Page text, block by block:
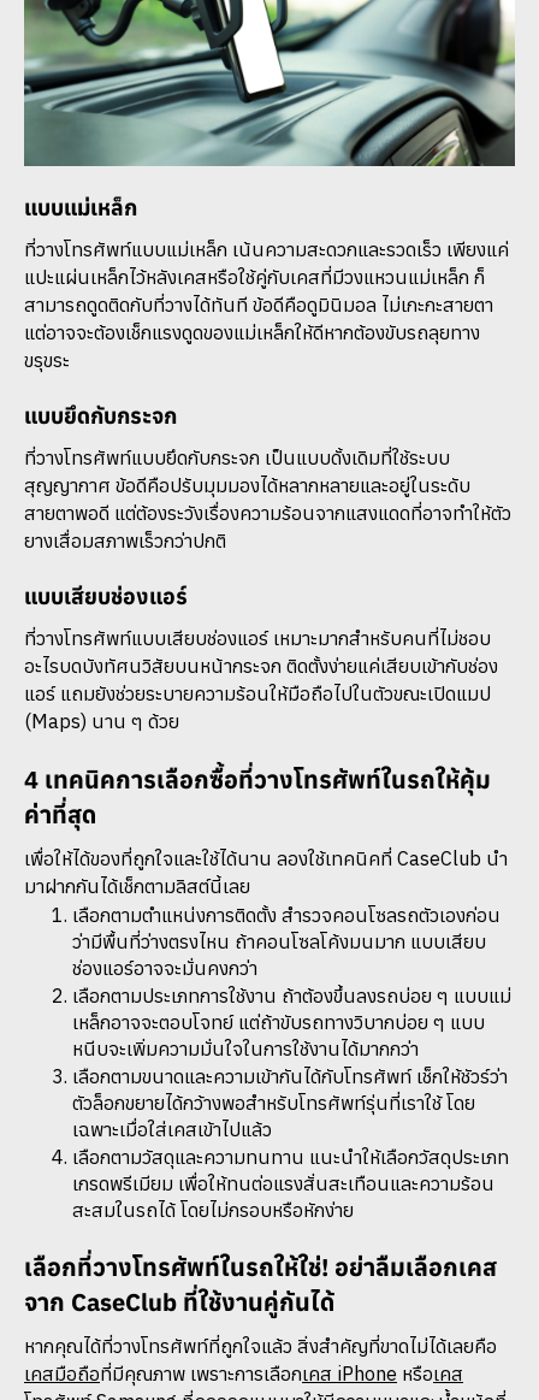
แบบแม่เหล็ก
ที่วางโทรศัพท์แบบแม่เหล็ก เน้นความสะดวกและรวดเร็ว เพียงแค่
แปะแผ่นเหล็กไว้หลังเคสหรือใช้คู่กับเคสที่มีวงแหวนแม่เหล็ก ก็
สามารถดูดติดกับที่วางได้ทันที ข้อดีคือดูมินิมอล ไม่เกะกะสายตา
แต่อาจจะต้องเช็กแรงดูดของแม่เหล็กให้ดีหากต้องขับรถลุยทาง
ขรุขระ
แบบยึดกับกระจก
ที่วางโทรศัพท์แบบยึดกับกระจก เป็นแบบดั้งเดิมที่ใช้ระบบ
สุญญากาศ ข้อดีคือปรับมุมมองได้หลากหลายและอยู่ในระดับ
สายตาพอดี แต่ต้องระวังเรื่องความร้อนจากแสงแดดที่อาจทำให้ตัว
ยางเสื่อมสภาพเร็วกว่าปกติ
แบบเสียบช่องแอร์
ที่วางโทรศัพท์แบบเสียบช่องแอร์ เหมาะมากสำหรับคนที่ไม่ชอบ
อะไรบดบังทัศนวิสัยบนหน้ากระจก ติดตั้งง่ายแค่เสียบเข้ากับช่อง
แอร์ แถมยังช่วยระบายความร้อนให้มือถือไปในตัวขณะเปิดแมป
(Maps) นาน ๆ ด้วย
4 เทคนิคการเลือกซื้อที่วางโทรศัพท์ในรถให้คุ้ม
ค่าที่สุด
เพื่อให้ได้ของที่ถูกใจและใช้ได้นาน ลองใช้เทคนิคที่ CaseClub นำ
มาฝากกันได้เช็กตามลิสต์นี้เลย
เลือกตามตำแหน่งการติดตั้ง สำรวจคอนโซลรถตัวเองก่อน
ว่ามีพื้นที่ว่างตรงไหน ถ้าคอนโซลโค้งมนมาก แบบเสียบ
ช่องแอร์อาจจะมั่นคงกว่า
เลือกตามประเภทการใช้งาน ถ้าต้องขึ้นลงรถบ่อย ๆ แบบแม่
เหล็กอาจจะตอบโจทย์ แต่ถ้าขับรถทางวิบากบ่อย ๆ แบบ
หนีบจะเพิ่มความมั่นใจในการใช้งานได้มากกว่า
เลือกตามขนาดและความเข้ากันได้กับโทรศัพท์ เช็กให้ชัวร์ว่า
ตัวล็อกขยายได้กว้างพอสำหรับโทรศัพท์รุ่นที่เราใช้ โดย
เฉพาะเมื่อใส่เคสเข้าไปแล้ว
เลือกตามวัสดุและความทนทาน แนะนำให้เลือกวัสดุประเภท
เกรดพรีเมียม เพื่อให้ทนต่อแรงสั่นสะเทือนและความร้อน
สะสมในรถได้ โดยไม่กรอบหรือหักง่าย
เลือกที่วางโทรศัพท์ในรถให้ใช่! อย่าลืมเลือกเคส
จาก CaseClub ที่ใช้งานคู่กันได้
หากคุณได้ที่วางโทรศัพท์ที่ถูกใจแล้ว สิ่งสำคัญที่ขาดไม่ได้เลยคือ
เคสมือถือที่มีคุณภาพ เพราะการเลือกเคส iPhone หรือเคส